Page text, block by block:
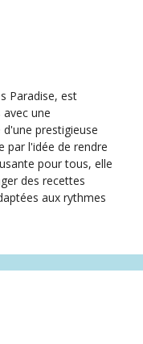
Paradise, est
une
prestigieuse
par l'idée de rendre
pour tous, elle
des recettes
aux rythmes